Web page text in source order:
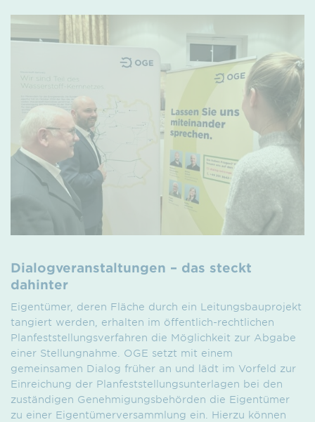
Dialogveranstaltungen – das steckt
dahinter
Eigentümer, deren Fläche durch ein Leitungsbauprojekt
tangiert werden, erhalten im öffentlich-rechtlichen
Planfeststellungsverfahren die Möglichkeit zur Abgabe
einer Stellungnahme. OGE setzt mit einem
gemeinsamen Dialog früher an und lädt im Vorfeld zur
Einreichung der Planfest­stellungs­unterlagen bei den
zuständigen Genehmigungs­behörden die Eigentümer
zu einer Eigentümer­versammlung ein. Hierzu können